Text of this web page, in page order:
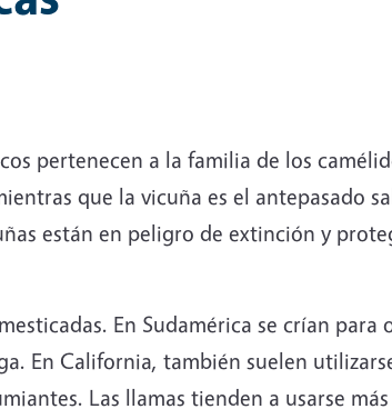
pertenecen a la familia de los
que la vicuña es el antepasado
están en peligro de extinción y
En Sudamérica se crían
En California, también suelen
Las llamas tienden a usarse